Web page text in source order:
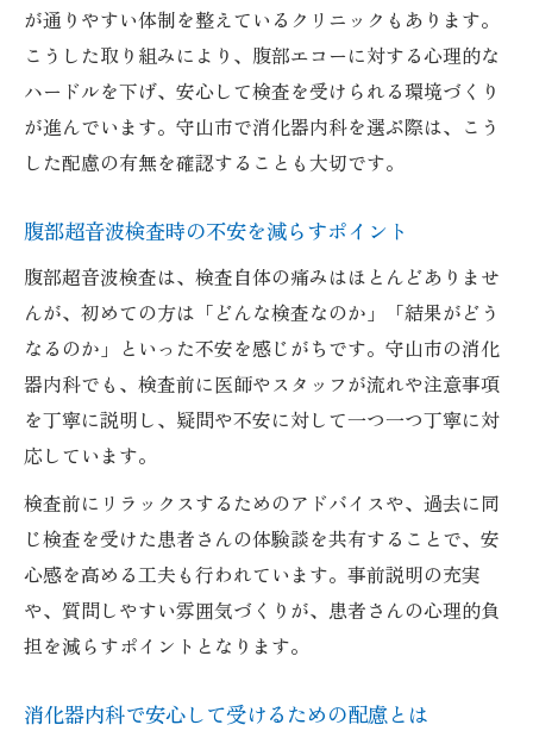
が通りやすい体制を整えているクリニックもあります。
こうした取り組みにより、腹部エコーに対する心理的な
ハードルを下げ、安心して検査を受けられる環境づくり
が進んでいます。守山市で消化器内科を選ぶ際は、こう
した配慮の有無を確認することも大切です。
腹部超音波検査時の不安を減らすポイント
腹部超音波検査は、検査自体の痛みはほとんどありませ
んが、初めての方は「どんな検査なのか」「結果がどう
なるのか」といった不安を感じがちです。守山市の消化
器内科でも、検査前に医師やスタッフが流れや注意事項
を丁寧に説明し、疑問や不安に対して一つ一つ丁寧に対
応しています。
検査前にリラックスするためのアドバイスや、過去に同
じ検査を受けた患者さんの体験談を共有することで、安
心感を高める工夫も行われています。事前説明の充実
や、質問しやすい雰囲気づくりが、患者さんの心理的負
担を減らすポイントとなります。
消化器内科で安心して受けるための配慮とは